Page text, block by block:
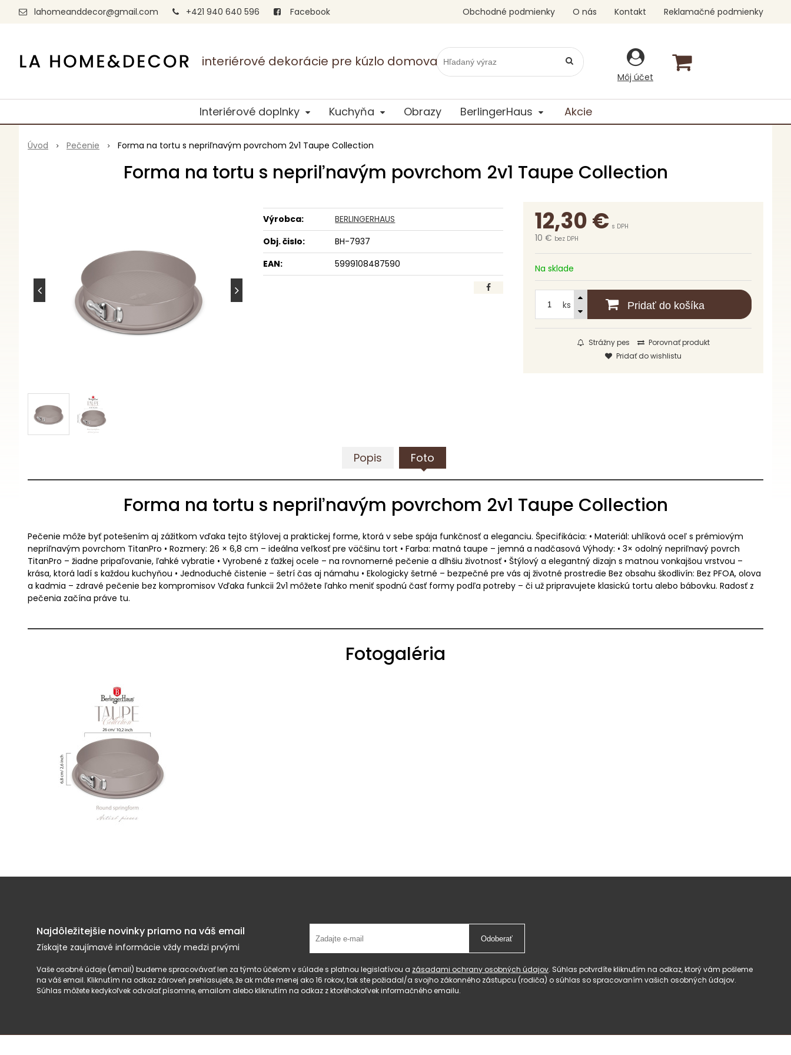
interiérové dekorácie pre kúzlo domova
lahomeanddecor@gmail.com +421 940 640 596 Facebook
Môj účet
Obchodné podmienky O nás Kontakt Reklamačné podmienky
Interiérové doplnky Kuchyňa Obrazy BerlingerHaus Akcie
Úvod Pečenie Forma na tortu s nepriľnavým povrchom 2v1 Taupe Collection
Forma na tortu s nepriľnavým povrchom 2v1 Taupe Collection
12,30€ s DPH
10 € bez DPH
Na sklade
ks Pridať do košíka
Strážny pes
Porovnať produkt
Pridať do wishlistu
Výrobca:
BERLINGERHAUS
Obj. čislo:
BH-7937
EAN:
5999108487590
Popis Foto
Forma na tortu s nepriľnavým povrchom 2v1 Taupe Collection
Pečenie môže byť potešením aj zážitkom vďaka tejto štýlovej a praktickej forme, ktorá v sebe spája funkčnosť a eleganciu. Špecifikácia: • Materiál: uhlíková oceľ s prémiovým
nepriľnavým povrchom TitanPro • Rozmery: 26 × 6,8 cm – ideálna veľkosť pre väčšinu tort • Farba: matná taupe – jemná a nadčasová Výhody: • 3× odolný nepriľnavý povrch
TitanPro – žiadne pripaľovanie, ľahké vybratie • Vyrobené z ťažkej ocele – na rovnomerné pečenie a dlhšiu životnosť • Štýlový a elegantný dizajn s matnou vonkajšou vrstvou –
krása, ktorá ladí s každou kuchyňou • Jednoduché čistenie – šetrí čas aj námahu • Ekologicky šetrné – bezpečné pre vás aj životné prostredie Bez obsahu škodlivín: Bez PFOA, olova
a kadmia – zdravé pečenie bez kompromisov Vďaka funkcii 2v1 môžete ľahko meniť spodnú časť formy podľa potreby – či už pripravujete klasickú tortu alebo bábovku. Radosť z
pečenia začína práve tu.
Fotogaléria
Najdôležitejšie novinky priamo na váš email
Získajte zaujímavé informácie vždy medzi prvými
Odoberať
Vaše osobné údaje (email) budeme spracovávať len za týmto účelom v súlade s platnou legislatívou a zásadami ochrany osobných údajov. Súhlas potvrdíte kliknutím na odkaz, ktorý vám pošleme
na váš email. Kliknutím na odkaz zároveň prehlasujete, že ak máte menej ako 16 rokov, tak ste požiadal/a svojho zákonného zástupcu (rodiča) o súhlas so spracovaním vašich osobných údajov.
Súhlas môžete kedykoľvek odvolať písomne, emailom alebo kliknutím na odkaz z ktoréhokoľvek informačného emailu.